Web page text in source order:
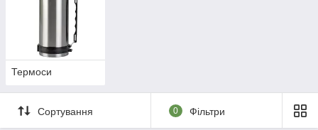
Термоси
Сортування 0 Фільтри